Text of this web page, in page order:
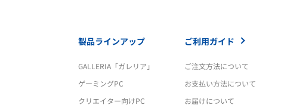
製品ラインアップ
GALLERIA「ガレリア」
ゲーミングPC
クリエイター向けPC
ご利用ガイド
ご注文方法について
お支払い方法について
お届けについて